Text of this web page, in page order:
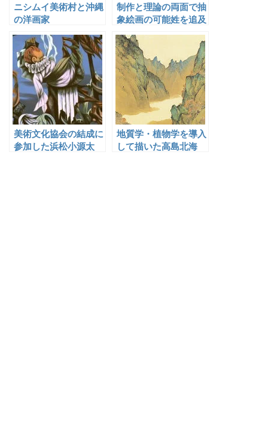
ニシムイ美術村と沖縄
の洋画家
制作と理論の両面で抽
象絵画の可能姓を追及
した長谷川三郎
美術文化協会の結成に
参加した浜松小源太
地質学・植物学を導入
して描いた高島北海